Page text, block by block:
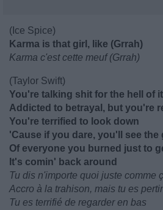
(Ice Spice)
Karma is that girl, like (Grrah)
Karma c'est cette meuf (Grrah)
(Taylor Swift)
You're talking shit for the hell of it
Addicted to betrayal, but you're
You're terrified to look down
'Cause if you dare, you'll see the
Of everyone you burned just to
It's comin' back around
Tu dis n'importe quoi juste comme
Accro à la trahison, mais tu es
Tu es terrifié de regarder en bas